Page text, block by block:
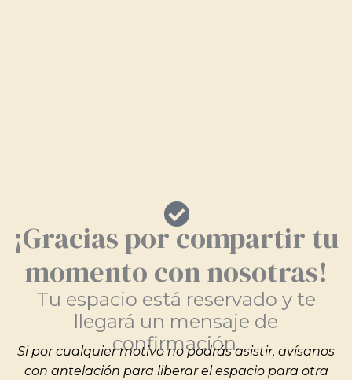
¡Gracias por compartir tu
momento con nosotras!
Tu espacio está reservado y te
llegará un mensaje de
confirmación.
Si por cualquier motivo no podrás asistir, avísanos
con antelación para liberar el espacio para otra